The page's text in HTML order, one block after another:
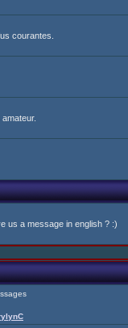
courantes.
us a message in english ? :)